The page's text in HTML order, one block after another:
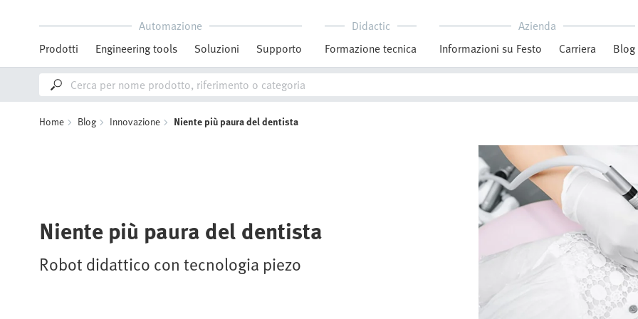
Automazione
Prodotti
Engineering tools Soluzioni Supporto
Didactic
Formazione tecnica
Azienda
Informazioni su Festo
Carriera Blog
Home Blog Innovazione Niente più paura del dentista
Niente più paura del dentista
Robot didattico con tecnologia piezo